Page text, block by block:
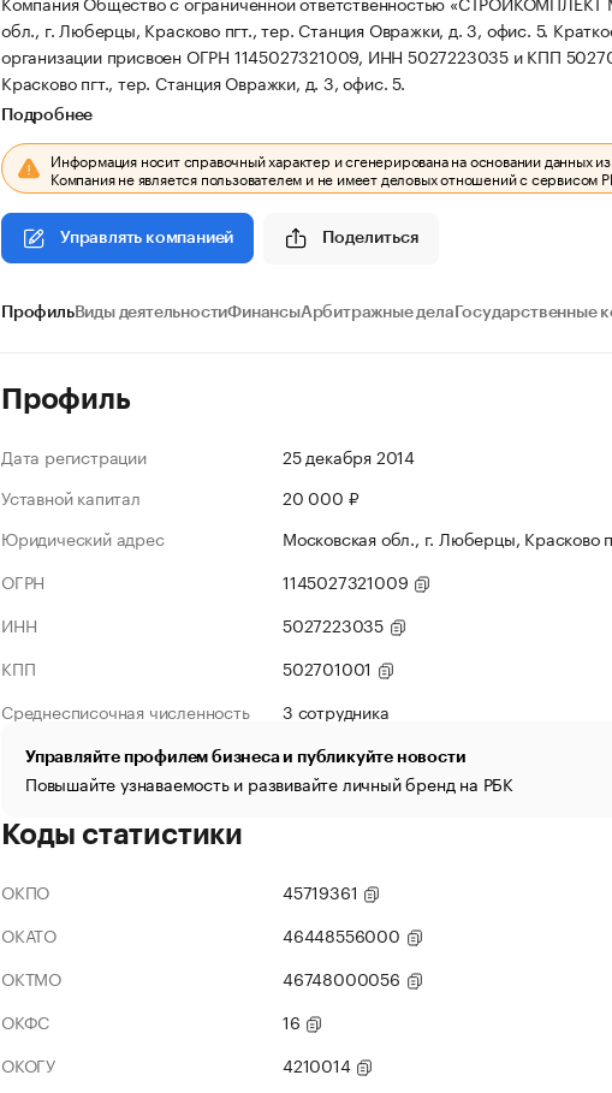
обл., г. Люберцы, Красково пгт., тер. Станция Овражки, д. 3, офис. 5.
организации присвоен ОГРН 1145027321009, ИНН 5027223035 и КПП
Красково пгт., тер. Станция Овражки, д. 3, офис. 5.
Подробнее
Информация носит справочный характер и сгенерирована на основании данных
Компания не является пользователем и не имеет деловых отношений с сервисом
Управлять компанией Поделиться
ПрофильВиды деятельностиФинансыАрбитражные дела Государственные
Профиль
Дата регистрации
25 декабря 2014
Уставной капитал
20 000 ₽
Юридический адрес
Московская обл., г. Люберцы, Красково
ОГРН
1145027321009
ИНН
5027223035
КПП
502701001
Среднесписочная численность
3 сотрудника
Управляйте профилем бизнеса и публикуйте новости
Повышайте узнаваемость и развивайте личный бренд на РБК
Коды статистики
ОКПО
45719361
ОКАТО
46448556000
ОКТМО
46748000056
ОКФС
16
ОКОГУ
4210014